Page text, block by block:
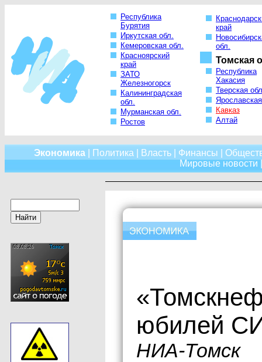
Республика
Бурятия
Иркутская обл.
Кемеровская обл.
Красноярский
край
ЗАТО
Железногорск
Калининградская
обл.
Мурманская обл.
Ростов
край
обл.
Томская
Республика
Хакасия
Тверская
Кавказ
Алтай
Экономика| Политика Власть| Финансы
Мировые новости
юбилей
НИА-Томск